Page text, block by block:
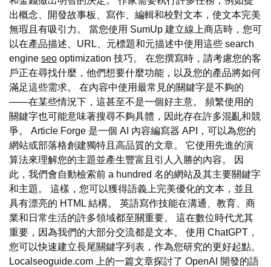
出概念、開發故事板、寫作、編輯和校對文本，使文本完美
無瑕且有吸引力。 當您使用 SumUp 建立線上商店時，您可
以在產品描述、URL、元標題和元描述中使用這些 search
engine seo optimization 技巧。 在您撰寫時，請考慮您的客
戶正在尋找什麼，他們想要什麼功能，以及您的產品將如何
滿足這些需求。 在內容中使用最常見的關鍵字是不夠的
——在某些情況下，這甚至不是一個好主意。 頻繁使用的
關鍵字也可能意味著搜尋不夠具體，因此存在許多混亂和競
爭。 Article Forge 是一個 AI 內容編寫器 API，可以為您的
網站或部落格創建獨特且高品質的文章。 它使用先進的演
算法來理解您的主題並產生豐富且引人入勝的內容。 因
此，我們會自動檢索前 a hundred 名的網站及其主要關鍵字
和主題。 這樣，您可以獲得語義上完美優化的文本，並且
具有漂亮的 HTML 結構。 英語寫作技能在溝通、教育、商
業和日常生活的許多領域都至關重要。 這在數位時代尤其
重要，因為我們的大部分交流都是文本。 使用 ChatGPT，
您可以快速建立長尾關鍵字列表，作為您研究的更好起點。
Localseoguide.com 上的一篇文章探討了 OpenAI 開發的語